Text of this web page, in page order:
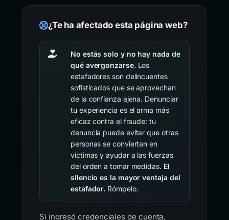
¿Te ha afectado esta página web?
No estás solo y no hay nada de
qué avergonzarse.Los
estafadores son delincuentes
sofisticados que se aprovechan
de la confianza ajena. Denunciar
tu experiencia es el arma más
eficaz contra el fraude: tu
denuncia puede evitar que otras
personas se conviertan en
víctimas y ayudar a las fuerzas
del orden a tomar medidas. El
silencio es la mayor ventaja del
estafador. Rómpelo.
Si ingresó credenciales de cuenta,